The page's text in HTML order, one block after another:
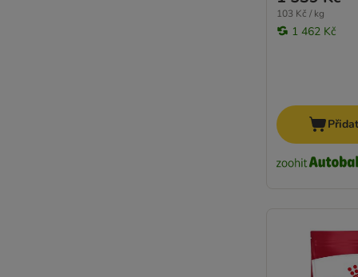
103 Kč / kg
1 462 Kč